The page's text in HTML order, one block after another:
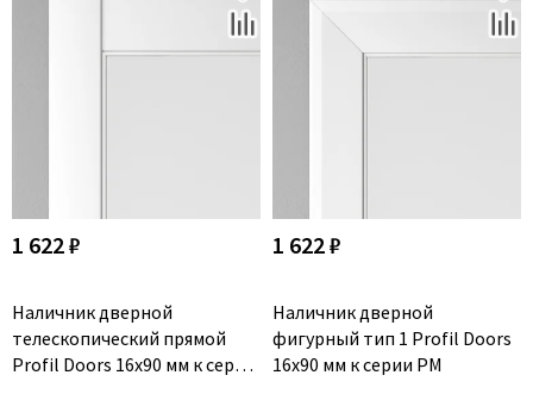
1 622 ₽
Наличник дверной
телескопический прямой
Profil Doors 16x90 мм к серии
1 622 ₽
Наличник дверной
фигурный тип 1 Profil Doors
16x90 мм к серии PM